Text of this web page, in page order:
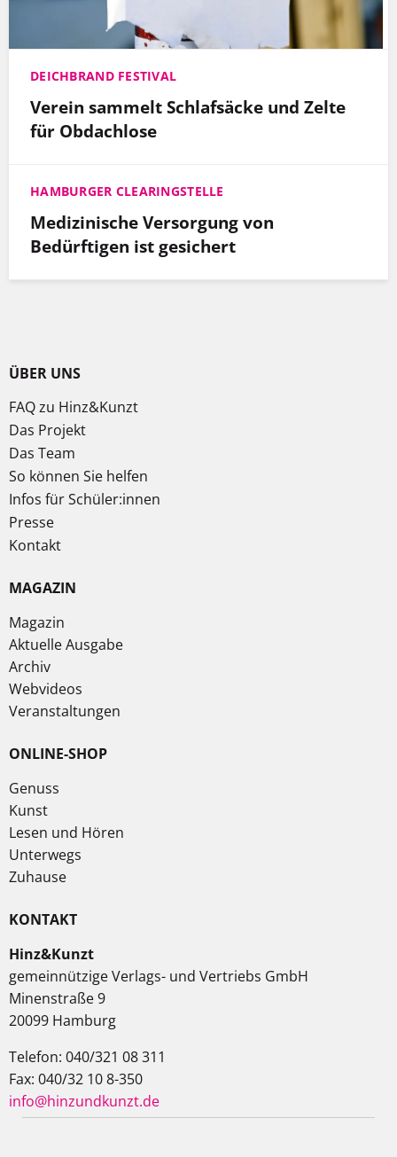
DEICHBRAND FESTIVAL
Verein sammelt Schlafsäcke und Zelte
für Obdachlose
HAMBURGER CLEARINGSTELLE
Medizinische Versorgung von
Bedürftigen ist gesichert
ÜBER UNS
FAQ zu Hinz&Kunzt
Das Projekt
Das Team
So können Sie helfen
Infos für Schüler:innen
Presse
Kontakt
MAGAZIN
Magazin
Aktuelle Ausgabe
Archiv
Webvideos
Veranstaltungen
ONLINE-SHOP
Genuss
Kunst
Lesen und Hören
Unterwegs
Zuhause
KONTAKT
Hinz&Kunzt
gemeinnützige Verlags- und Vertriebs GmbH
Minenstraße 9
20099 Hamburg
Telefon: 040/321 08 311
Fax: 040/32 10 8-350
info@hinzundkunzt.de